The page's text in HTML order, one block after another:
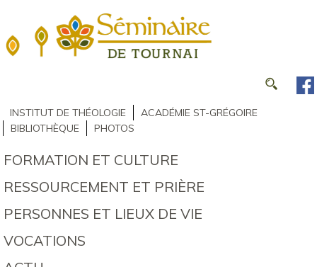
INSTITUT DE THÉOLOGIE
ACADÉMIE ST-GRÉGOIRE
BIBLIOTHÈQUE
PHOTOS
FORMATION ET CULTURE
RESSOURCEMENT ET PRIÈRE
PERSONNES ET LIEUX DE VIE
VOCATIONS